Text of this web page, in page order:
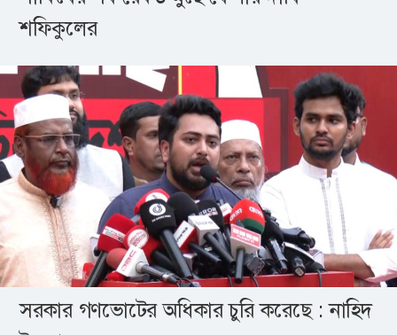
শফিকুলের
সরকার গণভোটের অধিকার চুরি করেছে : নাহিদ